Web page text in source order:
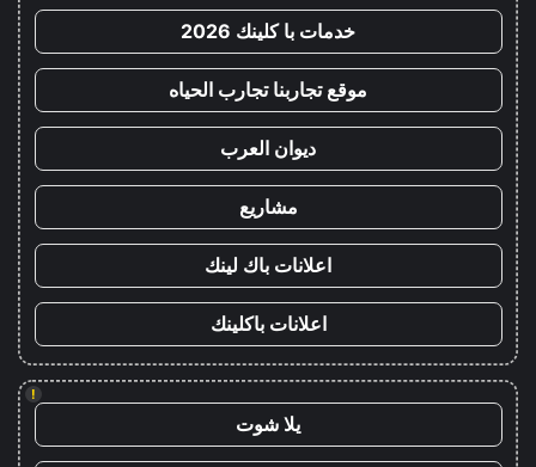
خدمات با كلينك 2026
موقع تجاربنا تجارب الحياه
ديوان العرب
مشاريع
اعلانات باك لينك
اعلانات باكلينك
!
يلا شوت